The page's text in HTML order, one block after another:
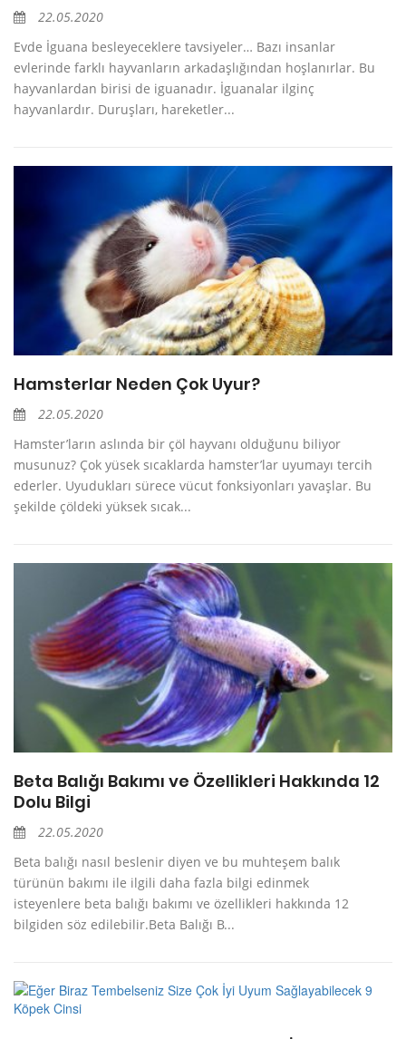
22.05.2020
Evde İguana besleyeceklere tavsiyeler… Bazı insanlar
evlerinde farklı hayvanların arkadaşlığından hoşlanırlar. Bu
hayvanlardan birisi de iguanadır. İguanalar ilginç
hayvanlardır. Duruşları, hareketler...
Hamsterlar Neden Çok Uyur?
22.05.2020
Hamster’ların aslında bir çöl hayvanı olduğunu biliyor
musunuz? Çok yüsek sıcaklarda hamster’lar uyumayı tercih
ederler. Uyudukları sürece vücut fonksiyonları yavaşlar. Bu
şekilde çöldeki yüksek sıcak...
Beta Balığı Bakımı ve Özellikleri Hakkında 12
Dolu Bilgi
22.05.2020
Beta balığı nasıl beslenir diyen ve bu muhteşem balık
türünün bakımı ile ilgili daha fazla bilgi edinmek
isteyenlere beta balığı bakımı ve özellikleri hakkında 12
bilgiden söz edilebilir.Beta Balığı B...